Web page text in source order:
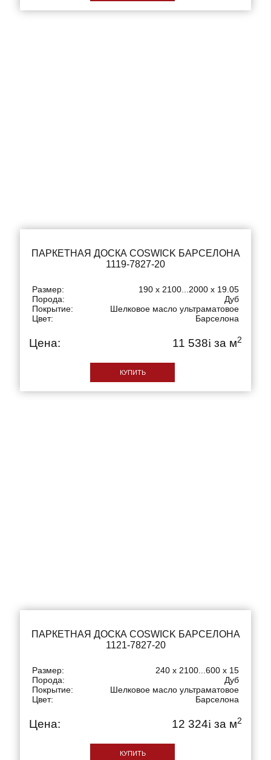
ПАРКЕТНАЯ ДОСКА COSWICK БАРСЕЛОНА
1119-7827-20
Размер:
190 x 2100...2000 x 19.05
Порода:
Дуб
Покрытие:
Шелковое масло ультраматовое
Цвет:
Барселона
Цена: 11 538i за м2
КУПИТЬ
ПАРКЕТНАЯ ДОСКА COSWICK БАРСЕЛОНА
1121-7827-20
Размер:
240 x 2100...600 x 15
Порода:
Дуб
Покрытие:
Шелковое масло ультраматовое
Цвет:
Барселона
Цена: 12 324i за м2
КУПИТЬ